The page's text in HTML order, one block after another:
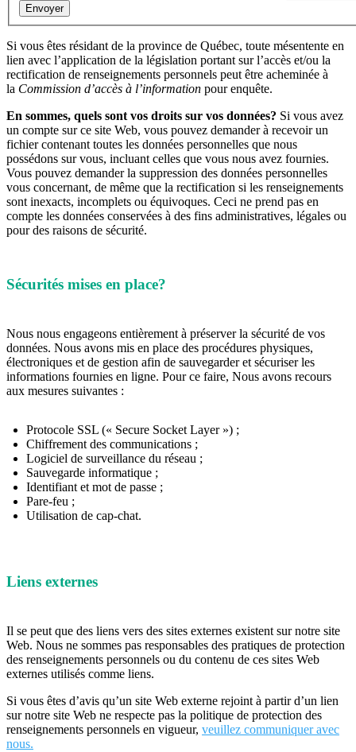
Envoyer
Si vous êtes résidant de la province de Québec, toute mésentente en
lien avec l’application de la législation portant sur l’accès et/ou la
rectification de renseignements personnels peut être acheminée à
la Commission d’accès à l’information pour enquête.
En sommes, quels sont vos droits sur vos données? Si vous avez
un compte sur ce site Web, vous pouvez demander à recevoir un
fichier contenant toutes les données personnelles que nous
possédons sur vous, incluant celles que vous nous avez fournies.
Vous pouvez demander la suppression des données personnelles
vous concernant, de même que la rectification si les renseignements
sont inexacts, incomplets ou équivoques. Ceci ne prend pas en
compte les données conservées à des fins administratives, légales ou
pour des raisons de sécurité.
Sécurités mises en place?
Nous nous engageons entièrement à préserver la sécurité de vos
données. Nous avons mis en place des procédures physiques,
électroniques et de gestion afin de sauvegarder et sécuriser les
informations fournies en ligne. Pour ce faire, Nous avons recours
aux mesures suivantes :
Protocole SSL (« Secure Socket Layer ») ;
Chiffrement des communications ;
Logiciel de surveillance du réseau ;
Sauvegarde informatique ;
Identifiant et mot de passe ;
Pare-feu ;
Utilisation de cap-chat.
Liens externes
Il se peut que des liens vers des sites externes existent sur notre site
Web. Nous ne sommes pas responsables des pratiques de protection
des renseignements personnels ou du contenu de ces sites Web
externes utilisés comme liens.
Si vous êtes d’avis qu’un site Web externe rejoint à partir d’un lien
sur notre site Web ne respecte pas la politique de protection des
renseignements personnels en vigueur, veuillez communiquer avec
nous.